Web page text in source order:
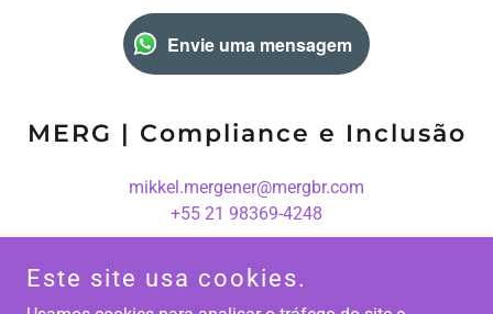
Envie uma mensagem
MERG | Compliance e Inclusão
mikkel.mergener@mergbr.com
+55 21 98369-4248
Este site usa cookies.